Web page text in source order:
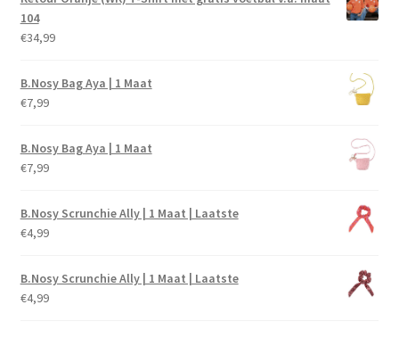
104
€34,99
B.Nosy Bag Aya | 1 Maat
€7,99
B.Nosy Bag Aya | 1 Maat
€7,99
B.Nosy Scrunchie Ally | 1 Maat | Laatste
€4,99
B.Nosy Scrunchie Ally | 1 Maat | Laatste
€4,99